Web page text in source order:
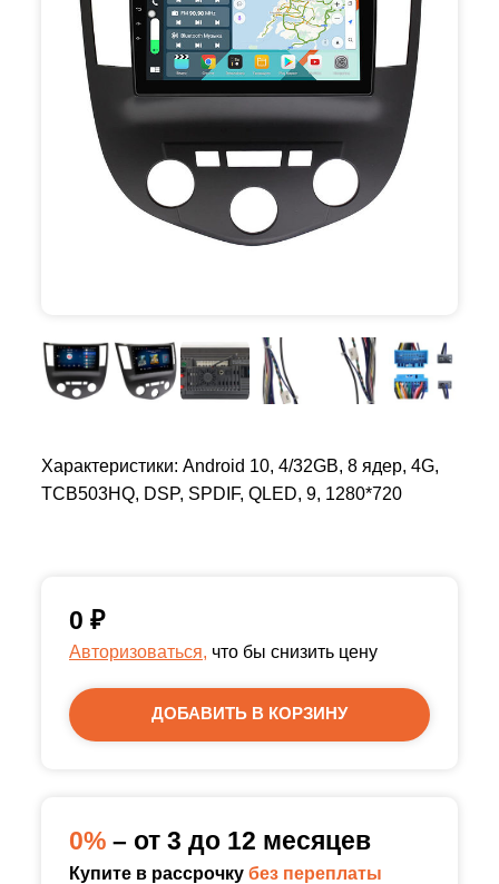
Характеристики: Android 10, 4/32GB, 8 ядер, 4G,
TCB503HQ, DSP, SPDIF, QLED, 9, 1280*720
0 ₽
Авторизоваться, что бы снизить цену
ДОБАВИТЬ В КОРЗИНУ
0% – от 3 до 12 месяцев
Купите в рассрочку без переплаты